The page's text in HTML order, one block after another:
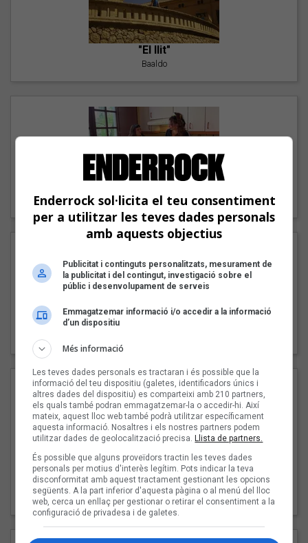
"El llit"
Baaldo
Carmen y María
"Les cabres"
94 Rules amb Compte
Enderrock sol·licita el teu consentiment
per a utilitzar les teves dades personals
amb aquests objectius
Publicitat i continguts personalitzats, mesurament de
la publicitat i del contingut, investigació sobre el
públic i desenvolupament de serveis
Emmagatzemar informació i/o accedir a la informació
d’un dispositiu
Més informació
Les teves dades personals es tractaran i és possible que la
informació del teu dispositiu (galetes, identificadors únics i
altres dades del dispositiu) es comparteixi amb 210 partners,
els quals també podran emmagatzemar-la o accedir-hi. Així
mateix, aquest lloc web també podrà utilitzar específicament
aquesta informació. Nosaltres i els nostres partners podem
utilitzar dades de geolocalització precisa.Llista de partners.
És possible que alguns proveïdors tractin les teves dades
personals per motius d'interès legítim. Pots indicar la teva
disconformitat amb aquest tractament gestionant les opcions
següents. A la part inferior d'aquesta pàgina o al menú del lloc
web, cerca un enllaç per gestionar o retirar el consentiment a la
configuració de privadesa i de galetes.